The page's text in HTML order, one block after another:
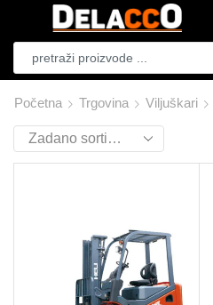
Početna Trgovina Viljuškari